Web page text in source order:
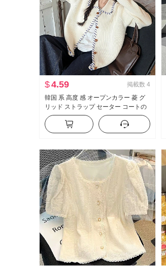
$4.59 掲載数 4
韓国 系 高度 感 オープンカラー 菱 グ
リッド ストラップ セーター コートの
女性 秋冬用 ルーズフィット ルーズ 風
外出用 ニット トップス